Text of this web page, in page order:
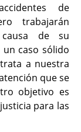
de
trabajarán
de su
caso sólido
a nuestra
que se
objetivo es
para las